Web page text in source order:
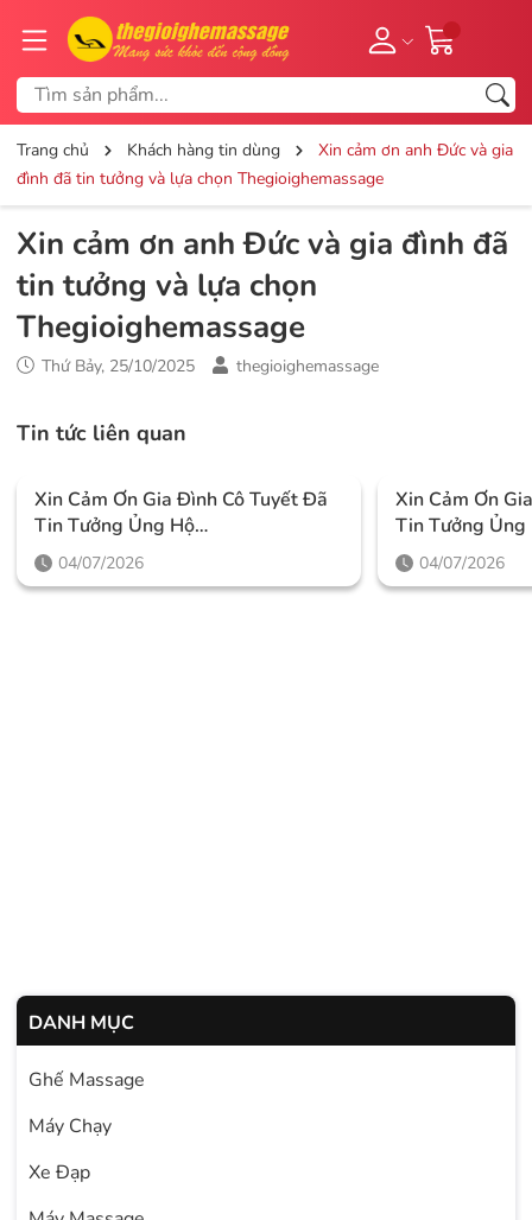
Trang chủ Khách hàng tin dùng
Xin cảm ơn anh Đức và gia
đình đã tin tưởng và lựa chọn Thegioighemassage
Xin cảm ơn anh Đức và gia đình đã
tin tưởng và lựa chọn
Thegioighemassage
Thứ Bảy, 25/10/2025 thegioighemassage
Tin tức liên quan
Xin Cảm Ơn Gia Đình Cô Tuyết Đã
Tin Tưởng Ủng Hộ
Thegioighemassage
04/07/2026
Xin Cảm Ơn
Tin Tưởng Ủng
04/07/2026
DANH MỤC
Ghế Massage
Máy Chạy
Xe Đạp